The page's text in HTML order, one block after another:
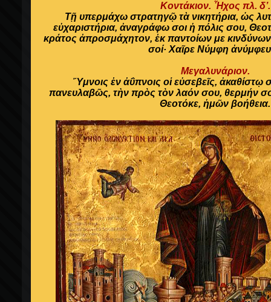
Κοντάκιον. Ἦχος πλ. δ’.
Τῇ υπερμάχω στρατηγῷ τὰ νικητήρια, ὡς
εὐχαριστήρια, ἀναγράφω σοι ἡ πόλις σου,
κράτος ἀπροσμάχητον, ἐκ παντοίων με
σοί· Χαῖρε Νύμφη
Μεγαλυνάριον.
Ὕμνοις ἐν ἀΰπνοις οἱ εὐσεβεῖς, ἀκαθίστῳ
πανευλαβῶς, τὴν πρὸς τὸν λαόν σου, θερμήν
Θεοτόκε, ἡμῶν βοήθεια.